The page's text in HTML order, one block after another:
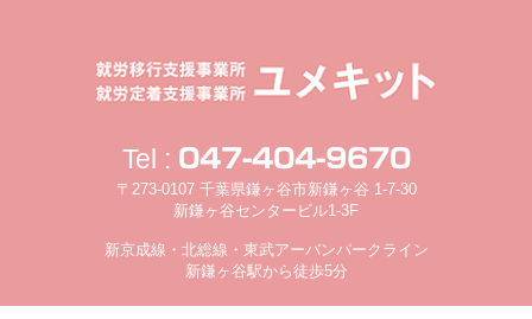
Tel : 047-404-9670
〒273-0107 千葉県鎌ヶ谷市新鎌ヶ谷 1-7-30
新鎌ヶ谷センタービル1-3F
新京成線・北総線・東武アーバンパークライン
新鎌ヶ谷駅から徒歩5分